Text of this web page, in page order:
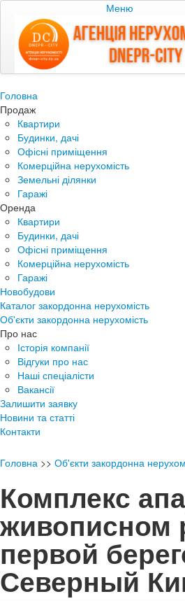
Меню
Головна
Продаж
Квартири
Будинки, дачі
Офісні приміщення
Комерційна нерухомість
Земельні ділянки
Гаражі
Оренда
Квартири
Будинки, дачі
Офісні приміщення
Комерційна нерухомість
Гаражі
Новобудови
Каталог закордонна нерухомість
Об'єкти закордонна нерухомість
Про нас
Історія компанії
Відгуки про нас
Наші спеціалісти
Вакансії
Залишити заявку
Новини та статті
Контакти
Головна >> Об'єкти закордонна
Комплекс
живописном
первой
Северный